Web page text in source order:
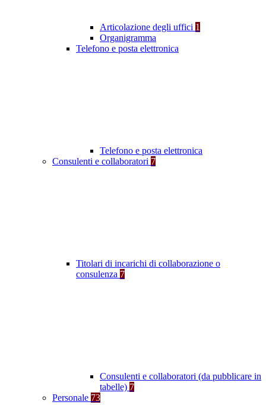
Articolazione degli uffici 1
Organigramma
Telefono e posta elettronica
Telefono e posta elettronica
Consulenti e collaboratori 7
Titolari di incarichi di collaborazione o
consulenza 7
Consulenti e collaboratori (da pubblicare in
tabelle) 7
Personale 73